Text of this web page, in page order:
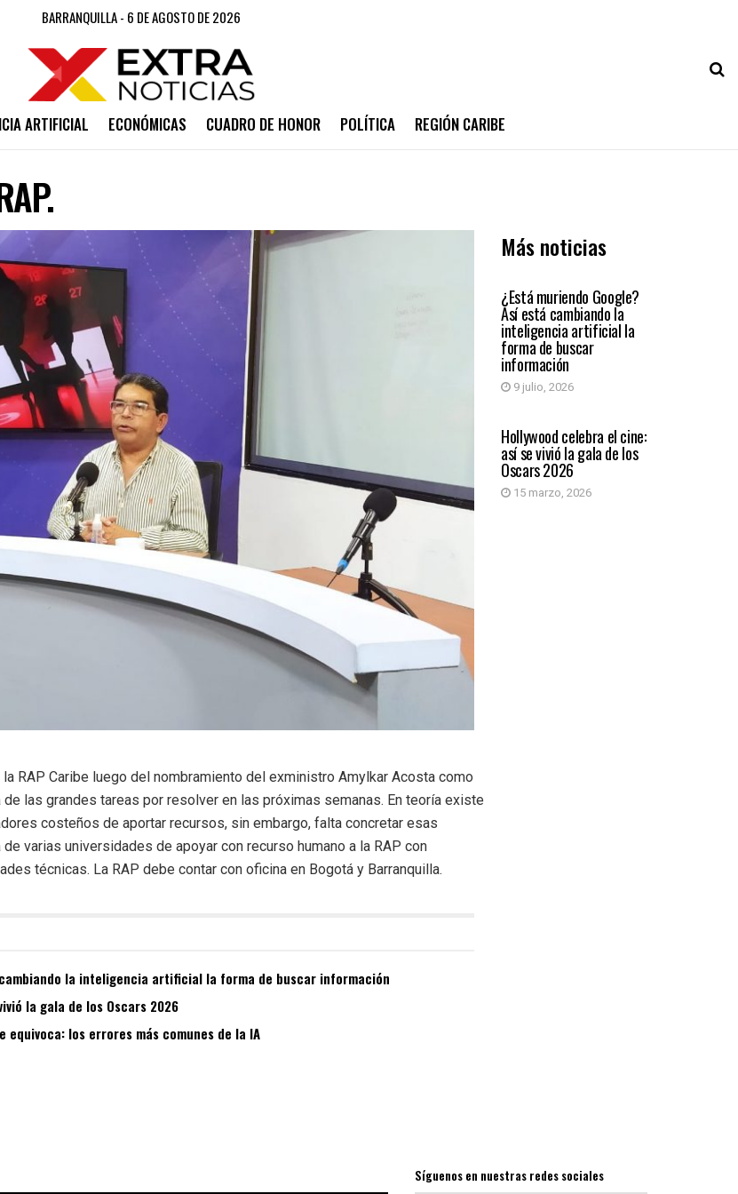
BARRANQUILLA - 6 DE AGOSTO DE 2026
ARTIFICIAL ECONÓMICAS CUADRO DE HONOR POLÍTICA REGIÓN CARIBE
Más noticias
INTELIGENCIA
ARTIFICIAL
¿Está muriendo Google?
Así está cambiando la
inteligencia artificial la
forma de buscar
información
9 julio, 2026
INTELIGENCIA
ARTIFICIAL
Hollywood celebra el cine:
así se vivió la gala de los
Oscars 2026
15 marzo, 2026
RAP Caribe luego del nombramiento del exministro Amylkar Acosta como
las grandes tareas por resolver en las próximas semanas. En teoría existe
costeños de aportar recursos, sin embargo, falta concretar esas
varias universidades de apoyar con recurso humano a la RAP con
técnicas. La RAP debe contar con oficina en Bogotá y Barranquilla.
la inteligencia artificial la forma de buscar información
la gala de los Oscars 2026
los errores más comunes de la IA
Síguenos en nuestras redes sociales